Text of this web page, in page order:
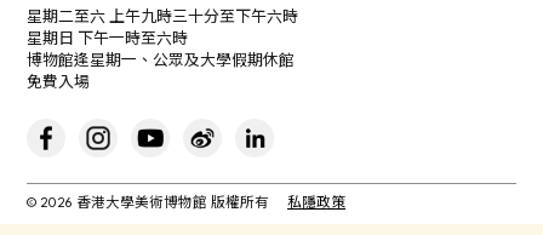
星期二至六 上午九時三十分至下午六時
星期日 下午一時至六時
博物館逢星期一、公眾及大學假期休館
免費入場
© 2026 香港大學美術博物館 版權所有 私隱政策